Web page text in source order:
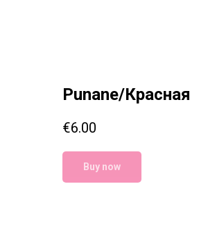
Punane/Красная
€6.00
Buy now